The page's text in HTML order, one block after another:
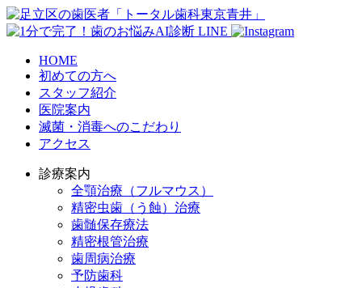
HOME
初めての方へ
スタッフ紹介
医院案内
滅菌・消毒へのこだわり
アクセス
診療案内
全顎治療（フルマウス）
精密虫歯（う蝕）治療
歯髄保存療法
精密根管治療
歯周病治療
予防歯科